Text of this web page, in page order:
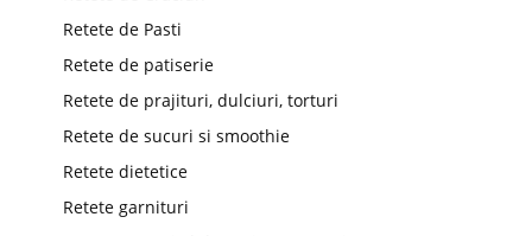
Retete de Pasti
Retete de patiserie
Retete de prajituri, dulciuri, torturi
Retete de sucuri si smoothie
Retete dietetice
Retete garnituri